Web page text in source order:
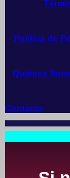
Política de
Quiénes
Contacto